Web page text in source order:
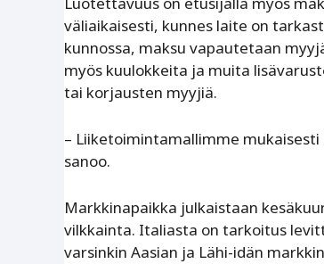
väliaikaisesti, kunnes laite on
kunnossa, maksu vapautetaan
myös kuulokkeita ja muita
tai korjausten myyjiä.
– Liiketoimintamallimme
sanoo.
Markkinapaikka julkaistaan
vilkkainta. Ita­liasta on tarkoitus
varsinkin Aasian ja Lähi-idän